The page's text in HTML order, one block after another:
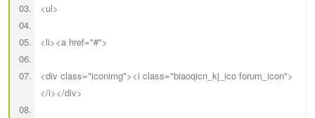
<ul>
<li><a href="#">
<div class="iconimg"><i class="biaoqicn_kj_ico forum_icon">
</i></div>